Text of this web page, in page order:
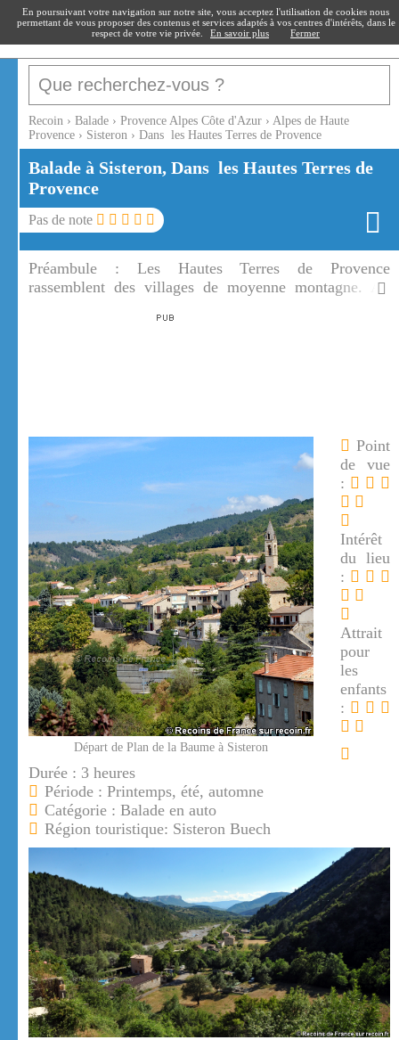
recoin.fr
Recoin › Balade › Provence Alpes Côte d'Azur › Alpes de Haute
Provence › Sisteron › Dans les Hautes Terres de Provence
Balade à Sisteron, Dans les Hautes Terres de
Provence
Pas de note
Préambule : Les Hautes Terres de Provence
rassemblent des villages de moyenne montagne. Au
Départ de Plan de la Baume à Sisteron
Point
de vue
:
Intérêt
du lieu
:
Attrait
pour
les
enfants
:
Durée : 3 heures
Période : Printemps, été, automne
Catégorie : Balade en auto
Région touristique: Sisteron Buech
En poursuivant votre navigation sur notre site, vous acceptez l'utilisation de cookies nous
permettant de vous proposer des contenus et services adaptés à vos centres d'intérêts, dans le
respect de votre vie privée.
En savoir plus Fermer